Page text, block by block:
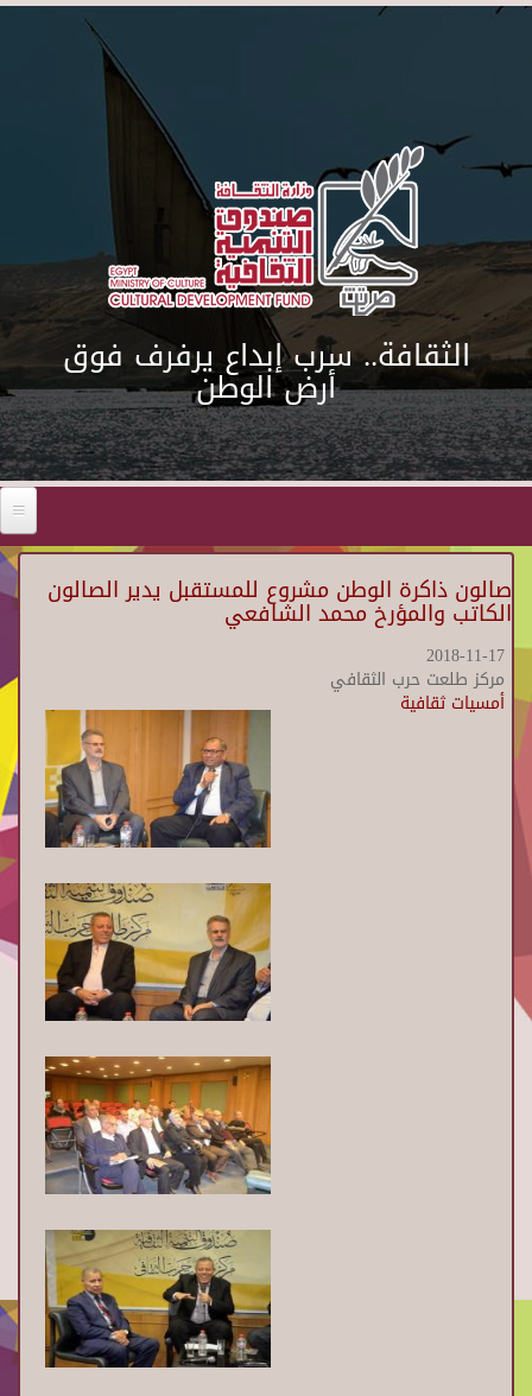
Skip to main content
الثقافة.. سرب إبداع يرفرف فوق
أرض الوطن
صالون ذاكرة الوطن مشروع للمستقبل يدير الصالون
الكاتب والمؤرخ محمد الشافعي
2018-11-17
مركز طلعت حرب الثقافي
أمسيات ثقافية